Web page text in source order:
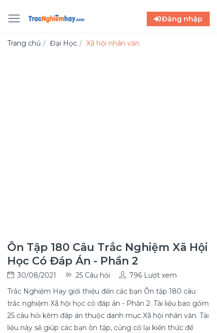
Đăng nhập
Trang chủ Đại Học Xã hội nhân văn
Ôn Tập 180 Câu Trắc Nghiệm Xã Hội
Học Có Đáp Án - Phần 2
30/08/2021 25 Câu hỏi
796 Lượt xem
Trắc Nghiệm Hay giới thiệu đến các bạn Ôn tập 180 câu
trắc nghiệm Xã hội học có đáp án - Phần 2. Tài liệu bao gồm
25 câu hỏi kèm đáp án thuộc danh mục Xã hội nhân văn. Tài
liệu này sẽ giúp các bạn ôn tập, củng cố lại kiến thức để